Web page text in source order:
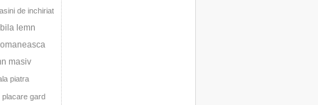
de inchiriat
lemn
masiv
piatra
placare gard